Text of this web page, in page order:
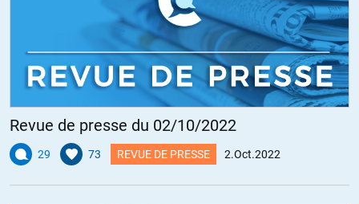
Revue de presse du 02/10/2022
29 73 REVUE DE PRESSE 2.Oct.2022